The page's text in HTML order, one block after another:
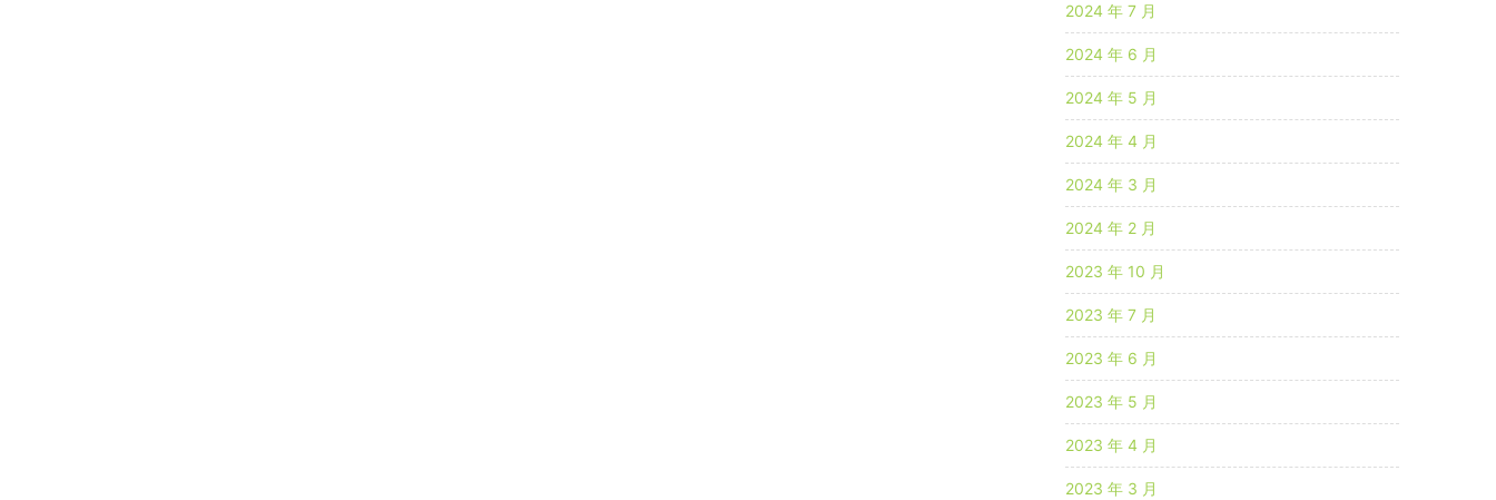
2024 年 7 月
2024 年 6 月
2024 年 5 月
2024 年 4 月
2024 年 3 月
2024 年 2 月
2023 年 10 月
2023 年 7 月
2023 年 6 月
2023 年 5 月
2023 年 4 月
2023 年 3 月